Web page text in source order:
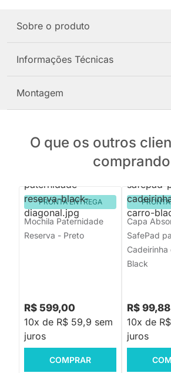
Sobre o produto
Informações Técnicas
Montagem
O que os outros
comprando
PRONTA ENTREGA
Mochila Paternidade
Reserva - Preto
R$ 599,00
10x de R$ 59,9 sem
juros
COMPRAR
Capa
SafePad
Black
R$ 99,88
10x de
juros